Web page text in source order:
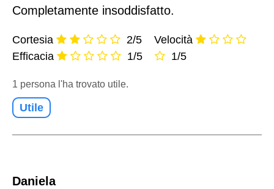
Completamente insoddisfatto.
Cortesia
2/5
Efficacia
1/5
Velocità
1/5
1 persona l'ha trovato utile.
Utile
Daniela